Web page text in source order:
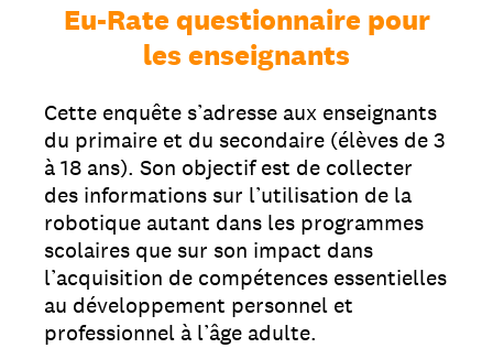
Eu-Rate questionnaire pour
les enseignants
Cette enquête s’adresse aux enseignants
du primaire et du secondaire (élèves de 3
à 18 ans). Son objectif est de collecter
des informations sur l’utilisation de la
robotique autant dans les programmes
scolaires que sur son impact dans
l’acquisition de compétences essentielles
au développement personnel et
professionnel à l’âge adulte.